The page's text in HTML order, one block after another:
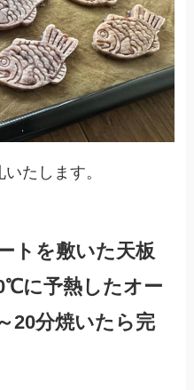
たします。
トを敷いた天板
に予熱したオー
20分焼いたら完